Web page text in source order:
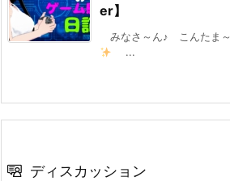
er】
みなさ～ん♪ こんたま～
...
ディスカッション